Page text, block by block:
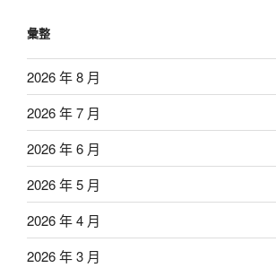
彙整
2026 年 8 月
2026 年 7 月
2026 年 6 月
2026 年 5 月
2026 年 4 月
2026 年 3 月